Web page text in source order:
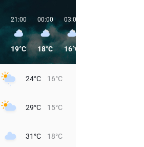
21:00
19°C
00:00
18°C
03:00
16°C
24°C 16°C
29°C 15°C
31°C 18°C